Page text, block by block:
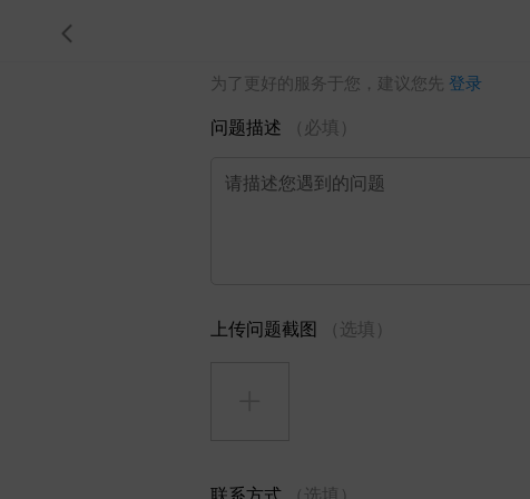
为了更好的服务于您，建议您先 登录
问题描述 （必填）
请描述您遇到的问题
上传问题截图 （选填）
联系方式 （选填）